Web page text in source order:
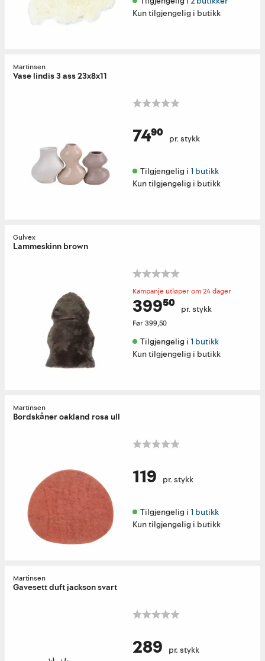
Kun tilgjengelig i butikk
Martinsen
Vase lindis 3 ass 23x8x11
74⁹⁰ pr. stykk
Tilgjengelig i 1 butikk
Kun tilgjengelig i butikk
Gulvex
Lammeskinn brown
Kampanje utløper om 24 dager
399⁵⁰ pr. stykk
Før399,50
Tilgjengelig i 1 butikk
Kun tilgjengelig i butikk
Martinsen
Bordskåner oakland rosa ull
119 pr. stykk
Tilgjengelig i 1 butikk
Kun tilgjengelig i butikk
Martinsen
Gavesett duft jackson svart
289 pr. stykk